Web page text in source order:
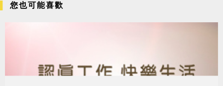
您也可能喜歡